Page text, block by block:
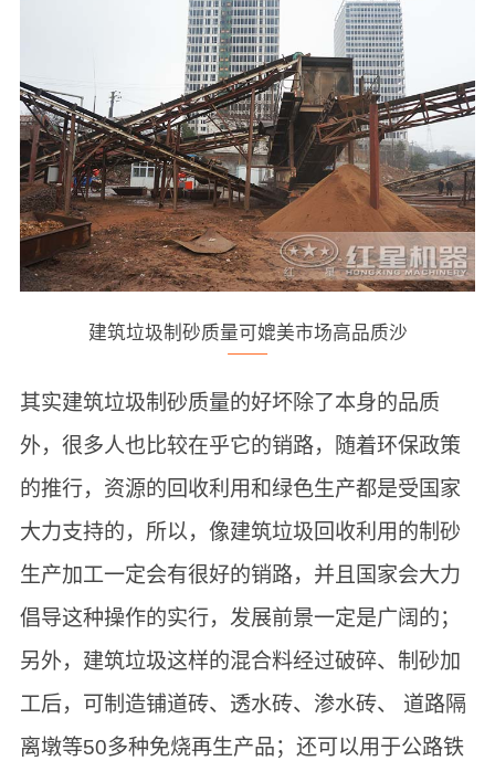
建筑垃圾制砂质量可媲美市场高品质沙
其实建筑垃圾制砂质量的好坏除了本身的品质
外，很多人也比较在乎它的销路，随着环保政策
的推行，资源的回收利用和绿色生产都是受国家
大力支持的，所以，像建筑垃圾回收利用的制砂
生产加工一定会有很好的销路，并且国家会大力
倡导这种操作的实行，发展前景一定是广阔的；
另外，建筑垃圾这样的混合料经过破碎、制砂加
工后，可制造铺道砖、透水砖、渗水砖、 道路隔
离墩等50多种免烧再生产品；还可以用于公路铁